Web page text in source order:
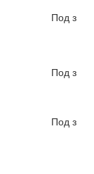
Под
Под
Под